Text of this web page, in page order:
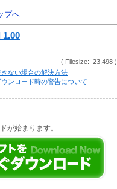
プへ
( Filesize: 23,498 )
ない場合の解決方法
ンロード時の警告について
が始まります。